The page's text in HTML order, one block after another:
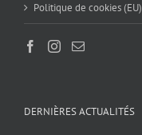
Politique de cookies (EU)
DERNIÈRES ACTUALITÉS